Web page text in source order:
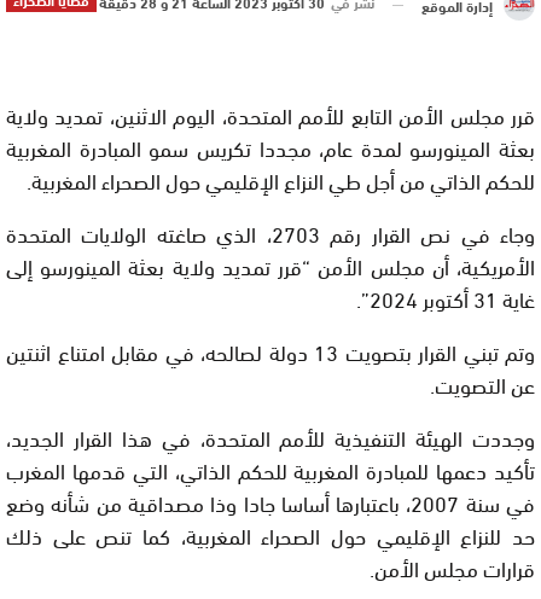
قرر مجلس الأمن التابع للأمم المتحدة، اليوم الاثنين، تمديد ولاية
بعثة المينورسو لمدة عام، مجددا تكريس سمو المبادرة المغربية
للحكم الذاتي من أجل طي النزاع الإقليمي حول الصحراء المغربية.
وجاء في نص القرار رقم 2703، الذي صاغته الولايات المتحدة
الأمريكية، أن مجلس الأمن “قرر تمديد ولاية بعثة المينورسو إلى
غاية 31 أكتوبر 2024”.
وتم تبني القرار بتصويت 13 دولة لصالحه، في مقابل امتناع اثنتين
عن التصويت.
وجددت الهيئة التنفيذية للأمم المتحدة، في هذا القرار الجديد،
تأكيد دعمها للمبادرة المغربية للحكم الذاتي، التي قدمها المغرب
في سنة 2007، باعتبارها أساسا جادا وذا مصداقية من شأنه وضع
حد للنزاع الإقليمي حول الصحراء المغربية، كما تنص على ذلك
قرارات مجلس الأمن.